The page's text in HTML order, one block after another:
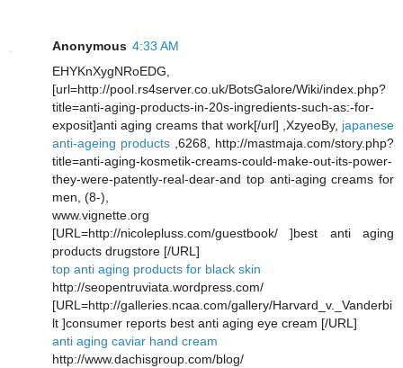
Anonymous 4:33 AM
EHYKnXygNRoEDG,
[url=http://pool.rs4server.co.uk/BotsGalore/Wiki/index.php?
title=anti-aging-products-in-20s-ingredients-such-as:-for-
exposit]anti aging creams that work[/url] ,XzyeoBy, japanese
anti-ageing products ,6268, http://mastmaja.com/story.php?
title=anti-aging-kosmetik-creams-could-make-out-its-power-
they-were-patently-real-dear-and top anti-aging creams for
men, (8-),
www.vignette.org
[URL=http://nicolepluss.com/guestbook/ ]best anti aging
products drugstore [/URL]
top anti aging products for black skin
http://seopentruviata.wordpress.com/
[URL=http://galleries.ncaa.com/gallery/Harvard_v._Vanderbi
lt ]consumer reports best anti aging eye cream [/URL]
anti aging caviar hand cream
http://www.dachisgroup.com/blog/